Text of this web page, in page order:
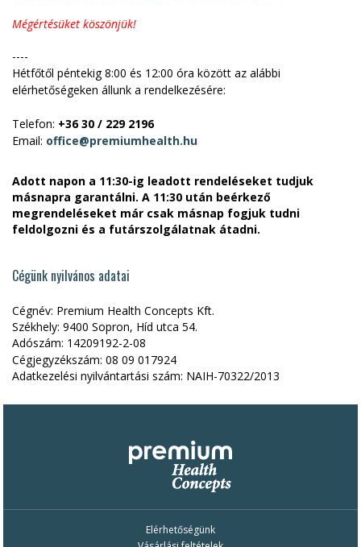
Mégértésüket köszönjük!
----
Hétfőtől péntekig 8:00 és 12:00 óra között az alábbi
elérhetőségeken állunk a rendelkezésére:
Telefon: +36 30 / 229 2196
Email: office@premiumhealth.hu
Adott napon a 11:30-ig leadott rendeléseket tudjuk
másnapra garantálni. A 11:30 után beérkező
megrendeléseket már csak másnap fogjuk tudni
feldolgozni és a futárszolgálatnak átadni.
Cégünk nyilvános adatai
Cégnév: Premium Health Concepts Kft.
Székhely: 9400 Sopron, Híd utca 54.
Adószám: 14209192-2-08
Cégjegyzékszám: 08 09 017924
Adatkezelési nyilvántartási szám: NAIH-70322/2013
Elérhetőségünk